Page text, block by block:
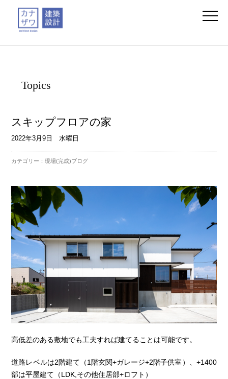
Topics
スキップフロアの家
2022年3月9日 水曜日
カテゴリー：現場(完成)ブログ
高低差のある敷地でも工夫すれば建てることは可能です。
道路レベルは2階建て（1階玄関+ガレージ+2階子供室）、+1400
部は平屋建て（LDK,その他住居部+ロフト）